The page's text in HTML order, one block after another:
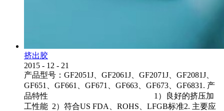
挤出胶
2015 - 12 - 21
产品型号：GF2051J、GF2061J、GF2071J、GF2081J、
GF651、GF661、GF671、GF663、GF673、GF6831. 产
品特性 1）良好的挤压加
工性能 2）符合US FDA、ROHS、LFGB标准2. 主要应